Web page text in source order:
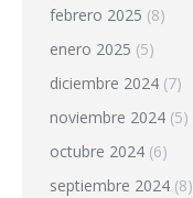
febrero 2025 (8)
enero 2025 (5)
diciembre 2024 (7)
noviembre 2024 (5)
octubre 2024 (6)
septiembre 2024 (8)